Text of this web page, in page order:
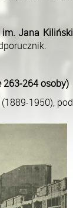
Jana
263-264 osoby)
1950),